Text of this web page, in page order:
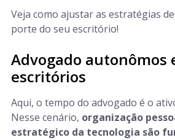
Veja como ajustar as estratégias
porte do seu escritório!
Advogado autonômos
escritórios
Aqui, o tempo do advogado é o
Nesse cenário, organização
estratégico da tecnologia são